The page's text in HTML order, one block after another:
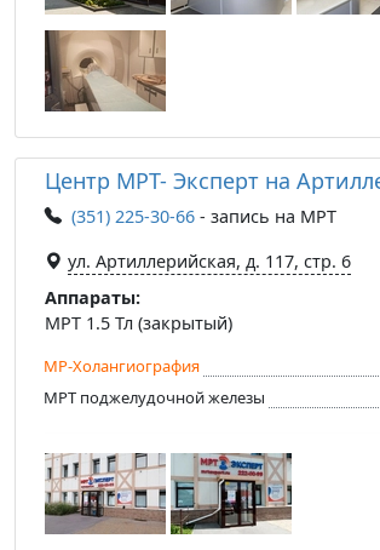
Центр МРТ- Эксперт на
(351) 225-30-66 - запись на МРТ
ул. Артиллерийская, д. 117, стр. 6
Аппараты:
МРТ 1.5 Тл (закрытый)
МР-Холангиография
МРТ поджелудочной железы